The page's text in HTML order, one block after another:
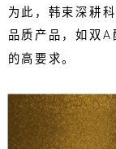
为此，韩束深耕
品质产品，如双
的高要求。